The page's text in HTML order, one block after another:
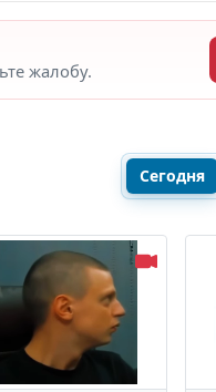
жалобу.
Сегодня